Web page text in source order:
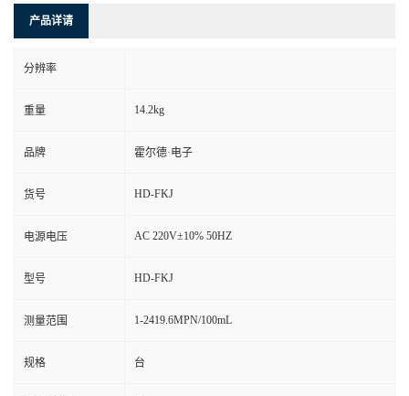
产品详请
分辨率
重量 14.2kg
品牌 霍尔德·电子
货号 HD-FKJ
电源电压 AC 220V±10% 50HZ
型号 HD-FKJ
测量范围 1-2419.6MPN/100mL
规格 台